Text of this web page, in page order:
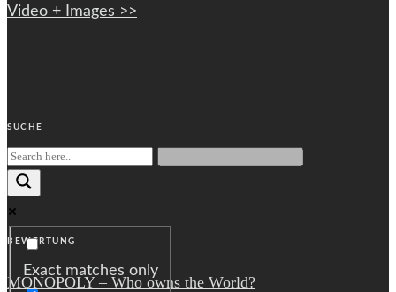
Video + Images >>
SUCHE
Exact matches only
BEWERTUNG
MONOPOLY – Who owns the World?